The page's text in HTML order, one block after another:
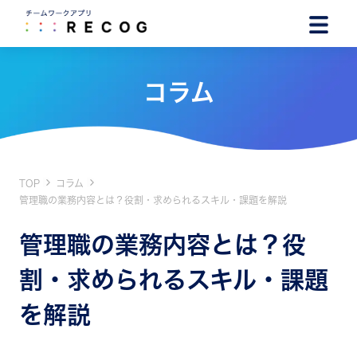
コラム
TOP
コラム
管理職の業務内容とは？役割・求められるスキル・課題を解説
管理職の業務内容とは？役
割・求められるスキル・課題
を解説